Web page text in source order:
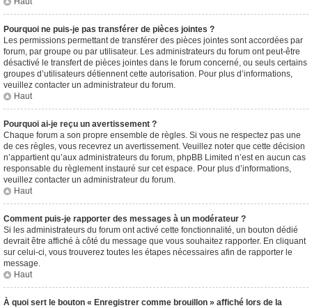
Pourquoi ne puis-je pas transférer de pièces jointes ?
Les permissions permettant de transférer des pièces jointes sont accordées par
forum, par groupe ou par utilisateur. Les administrateurs du forum ont peut-être
désactivé le transfert de pièces jointes dans le forum concerné, ou seuls certains
groupes d’utilisateurs détiennent cette autorisation. Pour plus d’informations,
veuillez contacter un administrateur du forum.
Haut
Pourquoi ai-je reçu un avertissement ?
Chaque forum a son propre ensemble de règles. Si vous ne respectez pas une
de ces règles, vous recevrez un avertissement. Veuillez noter que cette décision
n’appartient qu’aux administrateurs du forum, phpBB Limited n’est en aucun cas
responsable du règlement instauré sur cet espace. Pour plus d’informations,
veuillez contacter un administrateur du forum.
Haut
Comment puis-je rapporter des messages à un modérateur ?
Si les administrateurs du forum ont activé cette fonctionnalité, un bouton dédié
devrait être affiché à côté du message que vous souhaitez rapporter. En cliquant
sur celui-ci, vous trouverez toutes les étapes nécessaires afin de rapporter le
message.
Haut
À quoi sert le bouton « Enregistrer comme brouillon » affiché lors de la